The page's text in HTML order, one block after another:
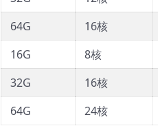
64G
16核
16G
8核
32G
16核
64G
24核